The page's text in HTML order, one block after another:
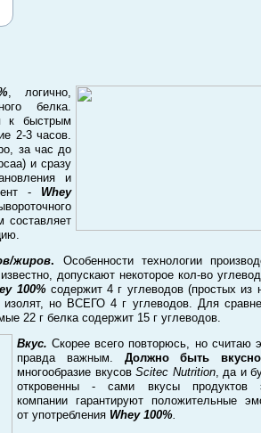
, логично,
белка.
к быстрым
2-3 часов.
за час до
и сразу
и
- Whey
составляет
жиров. Особенности технологии
допускают некоторое кол-во
100%содержит 4 г углеводов (простых из
но ВСЕГО 4 г углеводов. Для
22 г белка содержит 15 г углеводов.
Вкус. Скорее всего повторюсь, но считаю
правда важным. Должно быть
многообразие вкусов Scitec Nutrition, да и
откровенны - сами вкусы продуктов
компании гарантируют положительные
от употребления Whey 100%.